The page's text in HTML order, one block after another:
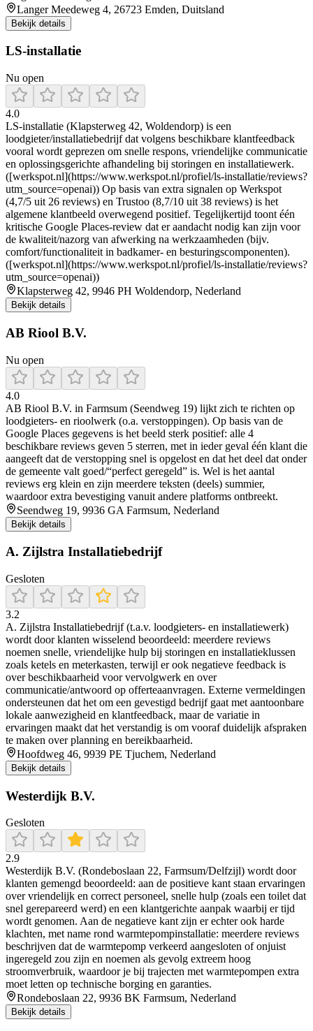
Langer Meedeweg 4, 26723 Emden, Duitsland
Bekijk details
LS-installatie
Nu open
4.0
LS-installatie (Klapsterweg 42, Woldendorp) is een
loodgieter/installatiebedrijf dat volgens beschikbare klantfeedback
vooral wordt geprezen om snelle respons, vriendelijke communicatie
en oplossingsgerichte afhandeling bij storingen en installatiewerk.
([werkspot.nl](https://www.werkspot.nl/profiel/ls-installatie/reviews?
utm_source=openai)) Op basis van extra signalen op Werkspot
(4,7/5 uit 26 reviews) en Trustoo (8,7/10 uit 38 reviews) is het
algemene klantbeeld overwegend positief. Tegelijkertijd toont één
kritische Google Places-review dat er aandacht nodig kan zijn voor
de kwaliteit/nazorg van afwerking na werkzaamheden (bijv.
comfort/functionaliteit in badkamer- en besturingscomponenten).
([werkspot.nl](https://www.werkspot.nl/profiel/ls-installatie/reviews?
utm_source=openai))
Klapsterweg 42, 9946 PH Woldendorp, Nederland
Bekijk details
AB Riool B.V.
Nu open
4.0
AB Riool B.V. in Farmsum (Seendweg 19) lijkt zich te richten op
loodgieters- en rioolwerk (o.a. verstoppingen). Op basis van de
Google Places gegevens is het beeld sterk positief: alle 4
beschikbare reviews geven 5 sterren, met in ieder geval één klant die
aangeeft dat de verstopping snel is opgelost en dat het deel dat onder
de gemeente valt goed/“perfect geregeld” is. Wel is het aantal
reviews erg klein en zijn meerdere teksten (deels) summier,
waardoor extra bevestiging vanuit andere platforms ontbreekt.
Seendweg 19, 9936 GA Farmsum, Nederland
Bekijk details
A. Zijlstra Installatiebedrijf
Gesloten
3.2
A. Zijlstra Installatiebedrijf (t.a.v. loodgieters- en installatiewerk)
wordt door klanten wisselend beoordeeld: meerdere reviews
noemen snelle, vriendelijke hulp bij storingen en installatieklussen
zoals ketels en meterkasten, terwijl er ook negatieve feedback is
over beschikbaarheid voor vervolgwerk en over
communicatie/antwoord op offerteaanvragen. Externe vermeldingen
ondersteunen dat het om een gevestigd bedrijf gaat met aantoonbare
lokale aanwezigheid en klantfeedback, maar de variatie in
ervaringen maakt dat het verstandig is om vooraf duidelijk afspraken
te maken over planning en bereikbaarheid.
Hoofdweg 46, 9939 PE Tjuchem, Nederland
Bekijk details
Westerdijk B.V.
Gesloten
2.9
Westerdijk B.V. (Rondeboslaan 22, Farmsum/Delfzijl) wordt door
klanten gemengd beoordeeld: aan de positieve kant staan ervaringen
over vriendelijk en correct personeel, snelle hulp (zoals een toilet dat
snel gerepareerd werd) en een klantgerichte aanpak waarbij er tijd
wordt genomen. Aan de negatieve kant zijn er echter ook harde
klachten, met name rond warmtepompinstallatie: meerdere reviews
beschrijven dat de warmtepomp verkeerd aangesloten of onjuist
ingeregeld zou zijn en noemen als gevolg extreem hoog
stroomverbruik, waardoor je bij trajecten met warmtepompen extra
moet letten op technische borging en garanties.
Rondeboslaan 22, 9936 BK Farmsum, Nederland
Bekijk details